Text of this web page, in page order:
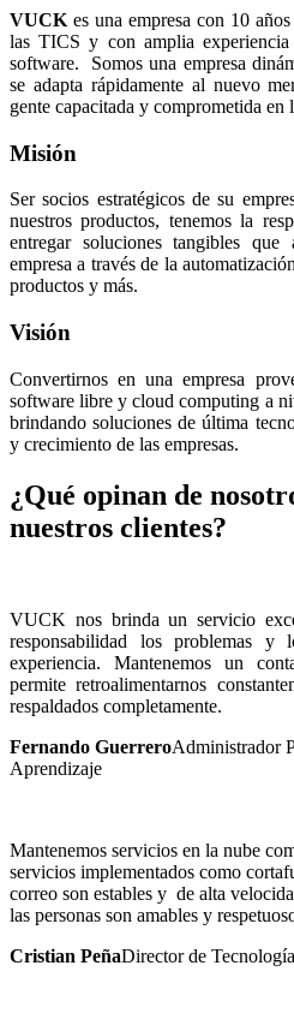
VUCK es una empresa con 10
las TICS y con amplia
software. Somos una empresa
se adapta rápidamente al nuevo
gente capacitada y comprometida en
Misión
Ser socios estratégicos de su
nuestros productos, tenemos la
entregar soluciones tangibles
empresa a través de la
productos y más.
Visión
Convertirnos en una empresa
software libre y cloud computing a
brindando soluciones de última
y crecimiento de las empresas.
¿Qué opinan de
nuestros clientes?
VUCK nos brinda un servicio
responsabilidad los problemas
experiencia. Mantenemos un
permite retroalimentarnos
respaldados completamente.
Fernando GuerreroAdministrador
Aprendizaje
Mantenemos servicios en la nube
servicios implementados como
correo son estables y de alta
las personas son amables y
Cristian PeñaDirector de